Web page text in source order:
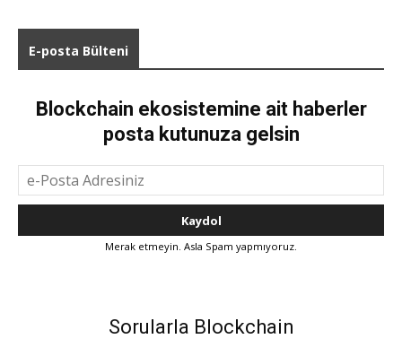
E-posta Bülteni
Blockchain ekosistemine ait haberler
posta kutunuza gelsin
Merak etmeyin. Asla Spam yapmıyoruz.
Sorularla Blockchain